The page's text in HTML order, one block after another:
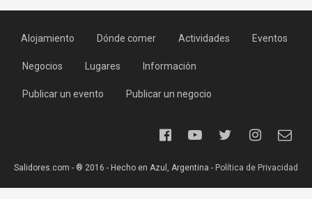
Alojamiento Dónde comer Actividades Eventos
Negocios Lugares Información
Publicar un evento Publicar un negocio
Salidores.com - ® 2016 - Hecho en Azul, Argentina - Política de Privacidad